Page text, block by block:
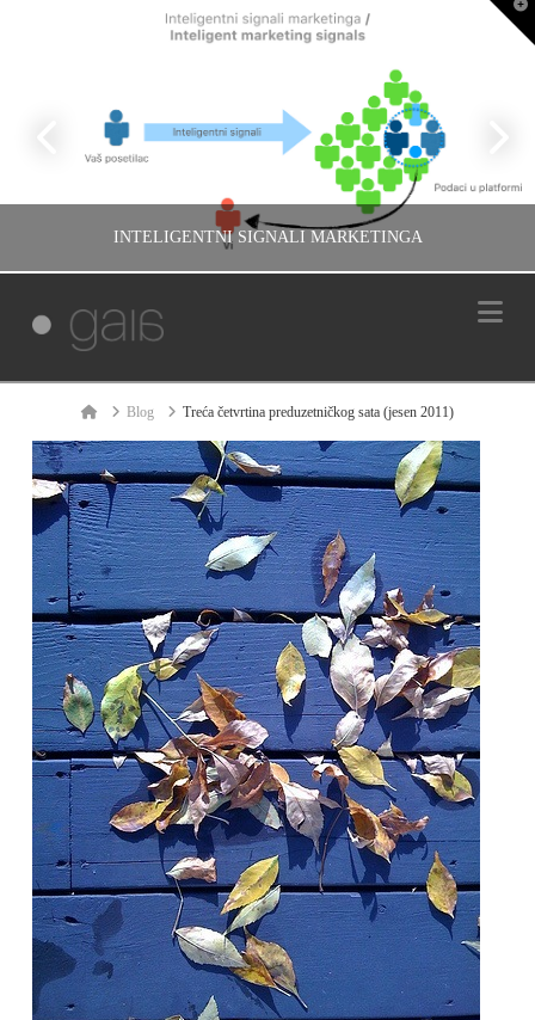
INTELIGENTNI SIGNALI MARKETINGA
MARKETING, MARTECH, RAZMIŠLJANJA
НОВЕМБАР 26, 2017
HomeBlog Treća četvrtina preduzetničkog sata (jesen 2011)